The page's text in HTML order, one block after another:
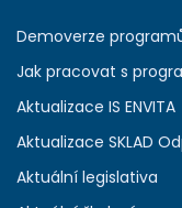
Demoverze
Jak pracovat s
Aktualizace IS ENVITA
Aktualizace SKLAD
Aktuální legislativa